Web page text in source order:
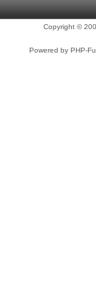
Copyright ©
Powered by PHP-